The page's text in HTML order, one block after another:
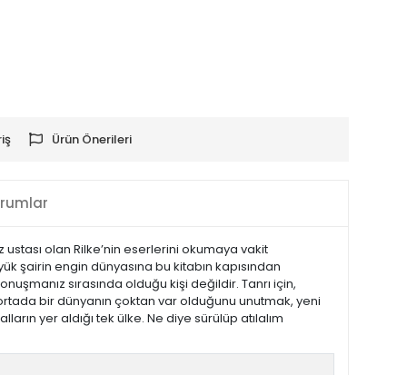
Ürün Önerileri
ustası olan Rilke’nin eserlerini okumaya vakit
engin dünyasına bu kitabın kapısından
sırasında olduğu kişi değildir. Tanrı için,
bir dünyanın çoktan var olduğunu unutmak, yeni
yer aldığı tek ülke. Ne diye sürülüp atılalım